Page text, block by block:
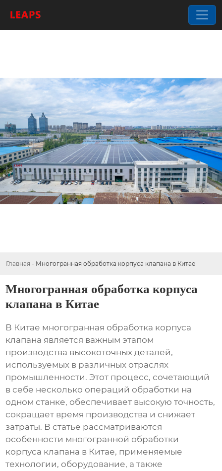
Главная - Многогранная обработка корпуса клапана в Китае
Многогранная обработка корпуса
клапана в Китае
В Китае многогранная обработка корпуса
клапана является важным этапом
производства высокоточных деталей,
используемых в различных отраслях
промышленности. Этот процесс, сочетающий
в себе несколько операций обработки на
одном станке, обеспечивает высокую точность,
сокращает время производства и снижает
затраты. В статье рассматриваются
особенности многогранной обработки
корпуса клапана в Китае, применяемые
технологии, оборудование, а также